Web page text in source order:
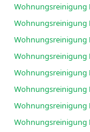
Wohnungsreinigung
Wohnungsreinigung
Wohnungsreinigung
Wohnungsreinigung
Wohnungsreinigung
Wohnungsreinigung
Wohnungsreinigung
Wohnungsreinigung